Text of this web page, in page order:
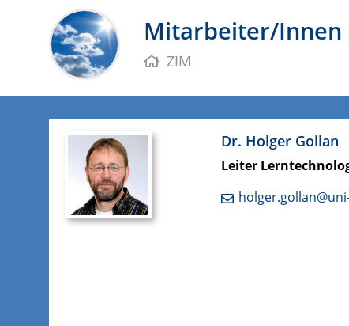
ZIM-Intranet
Mitarbeiter/
ZIM
Dr. Holger Gollan
Leiter